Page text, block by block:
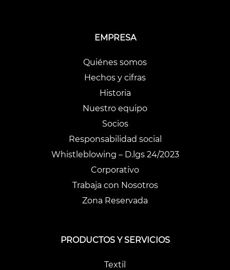
EMPRESA
Quiénes somos
Hechos y cifras
Historia
Nuestro equipo
Socios
Responsabilidad social
Whistleblowing – D.lgs 24/2023
Corporativo
Trabaja con Nosotros
Zona Reservada
PRODUCTOS Y SERVICIOS
Textil